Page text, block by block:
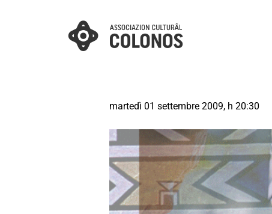
martedì 01 settembre 2009, h 20:30